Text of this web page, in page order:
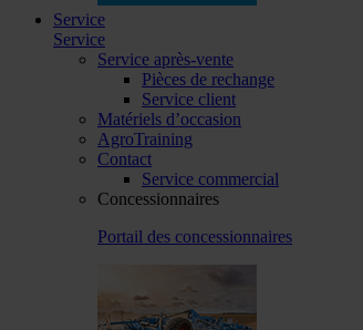
Service
Service
Service après-vente
Pièces de rechange
Service client
Matériels d’occasion
AgroTraining
Contact
Service commercial
Concessionnaires
Portail des concessionnaires